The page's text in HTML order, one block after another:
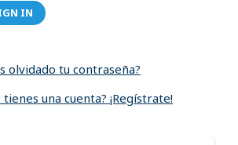
IN
olvidado tu contraseña?
tienes una cuenta? ¡Regístrate!